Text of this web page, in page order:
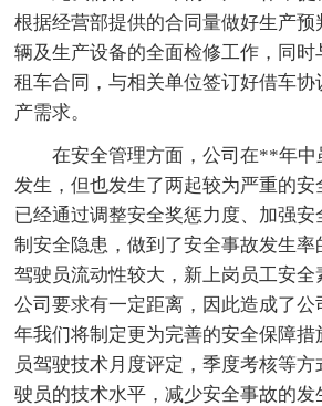
根据经营部提供的合同量做好生产
辆及生产设备的全面检修工作，同
租车合同，与相关单位签订好借车协
产需求。
在安全管理方面，公司在**年中
发生，但也发生了两起较为严重的安
已经通过调整安全奖惩力度、加强
制安全隐患，做到了安全事故发生
驾驶员流动性较大，新上岗员工安
公司要求有一定距离，因此造成了
年我们将制定更为完善的安全保障措
员驾驶技术月度评定，季度考核等
驶员的技术水平，减少安全事故的发